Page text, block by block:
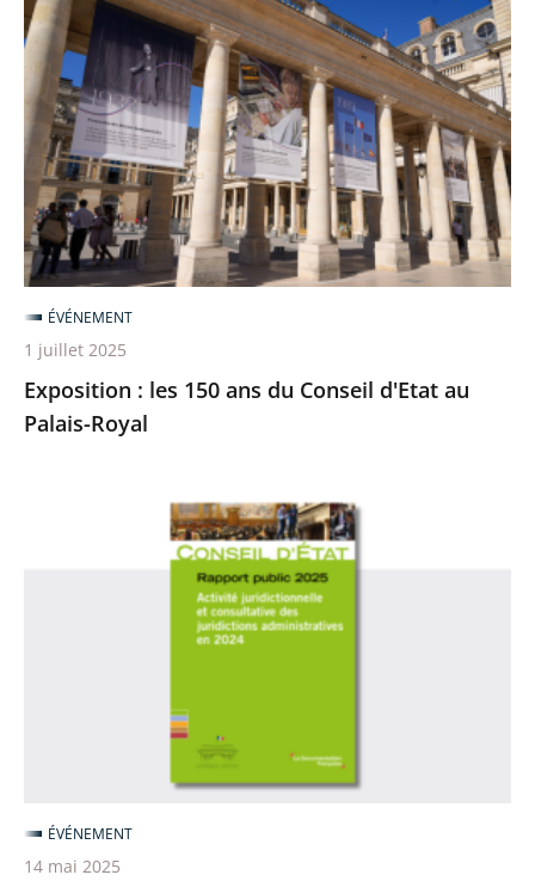
Exposition
:
les
150
ans
du
Conseil
d'Etat
au
Palais-
Royal
Exposition : les 150 ans du Conseil d'Etat au
Palais-Royal
ÉVÉNEMENT
1 juillet 2025
ligneÉVÉNEMENT
14 mai 2025